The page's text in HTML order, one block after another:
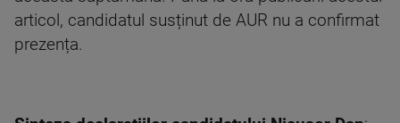
articol, candidatul susținut de AUR nu a confirmat
prezența.